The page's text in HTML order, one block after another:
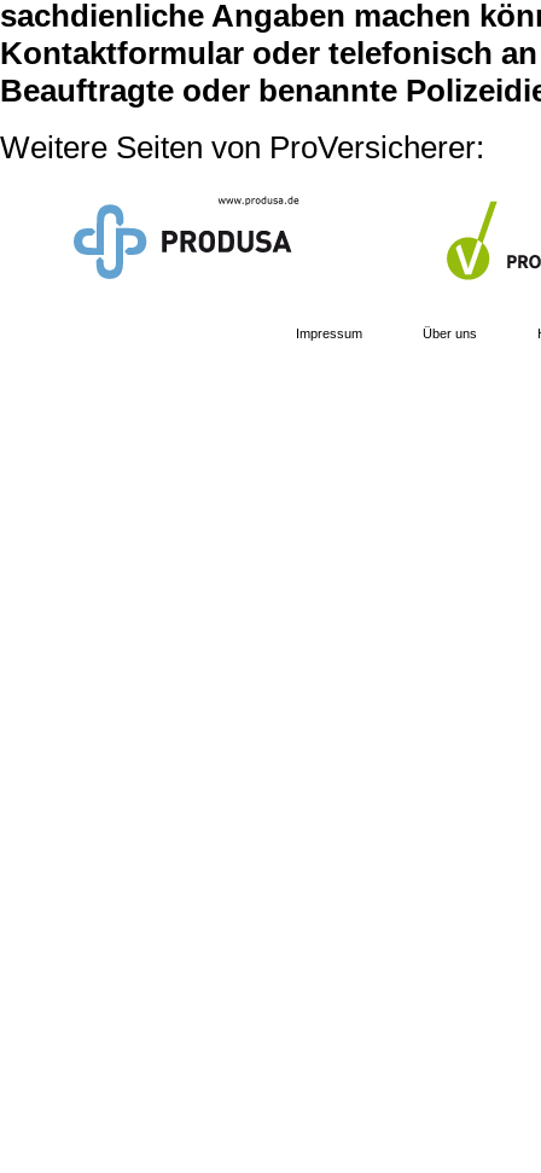
sachdienliche Angaben machen
Kontaktformular oder telefonisch
Beauftragte oder benannte
Weitere Seiten von ProVersicherer:
Impressum Über uns